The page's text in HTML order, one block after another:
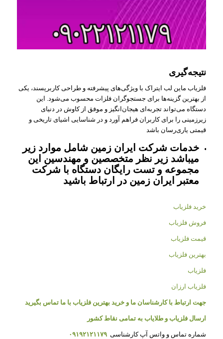
نتیجه‌گیری
فلزیاب ماین لب ایتراک با ویژگی‌های پیشرفته و طراحی کاربرپسند، یکی
از بهترین گزینه‌ها برای جستجوگران فلزات محسوب می‌شود. این
دستگاه می‌تواند تجربه‌ای هیجان‌انگیز و موفق از کاوش در دنیای
زیرزمینی را برای کاربران فراهم آورد و در شناسایی اشیای تاریخی و
قیمتی یاری‌رسان باشد
خدمات شرکت ایران زمین شامل موارد زیر
میباشد زیر نظر متخصصین و مهندسین این
مجموعه و تست رایگان دستگاه با شرکت
معتبر ایران زمین در ارتباط باشید
خرید فلزیاب
فروش فلزیاب
قیمت فلزیاب
بهترین فلزیاب
فلزیاب
فلزیاب ارزان
جهت ارتباط با کارشناسان ما و خرید بهترین فلزیاب با ما تماس بگیرید
ارسال فلزیاب و طلایاب به تمامی نقاط کشور
شماره تماس و واتس آپ کارشناسی ۰۹۱۹۲۱۲۱۱۷۹